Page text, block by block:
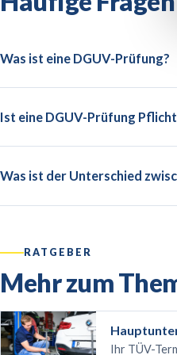
Was ist eine DGUV-Prüfung?
Ist eine DGUV-Prüfung
Was ist der Unterschied
RATGEBER
Mehr zum
Ihr TÜV-